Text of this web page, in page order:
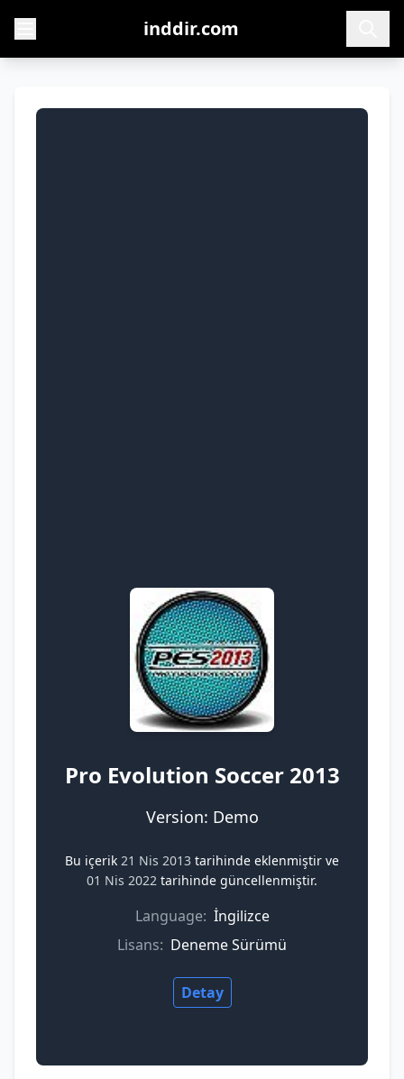
inddir.com
Pro Evolution Soccer 2013
Version: Demo
Bu içerik 21 Nis 2013 tarihinde eklenmiştir ve
01 Nis 2022 tarihinde güncellenmiştir.
Language: İngilizce
Lisans: Deneme Sürümü
Detay